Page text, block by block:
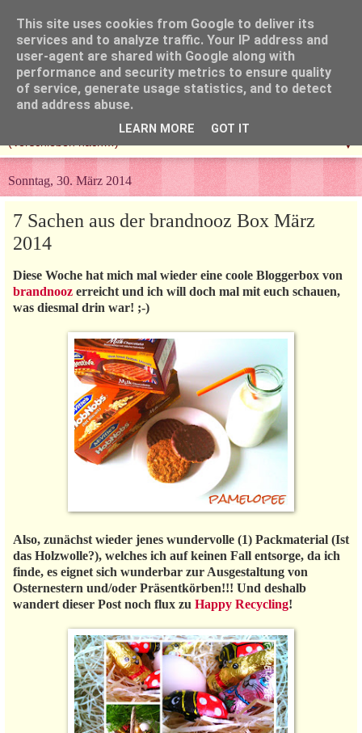
▼
Sonntag, 30. März 2014
7 Sachen aus der brandnooz Box März
2014
Diese Woche hat mich mal wieder eine coole Bloggerbox von
brandnooz erreicht und ich will doch mal mit euch schauen,
was diesmal drin war! ;-)
Also, zunächst wieder jenes wundervolle (1) Packmaterial (Ist
das Holzwolle?), welches ich auf keinen Fall entsorge, da ich
finde, es eignet sich wunderbar zur Ausgestaltung von
Osternestern und/oder Präsentkörben!!! Und deshalb
wandert dieser Post noch flux zu Happy Recycling!
This site uses cookies from Google to deliver its
services and to analyze traffic. Your IP address and
user-agent are shared with Google along with
performance and security metrics to ensure quality
of service, generate usage statistics, and to detect
and address abuse.
LEARN MORE GOT IT